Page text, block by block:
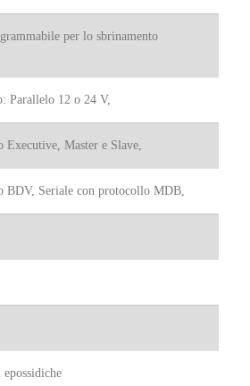
per lo sbrinamento
Parallelo 12 o 24 V,
Executive, Master e Slave,
BDV, Seriale con protocollo MDB,